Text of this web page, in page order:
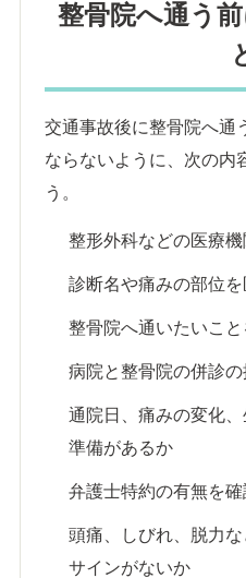
整骨院へ通う
交通事故後に整骨院へ通
ならないように、次の内
う。
整形外科などの医療
診断名や痛みの部位
整骨院へ通いたいこ
病院と整骨院の併診
通院日、痛みの変化
準備があるか
弁護士特約の有無を
頭痛、しびれ、脱力
サインがないか